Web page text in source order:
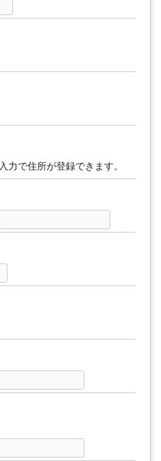
で住所が登録できます。